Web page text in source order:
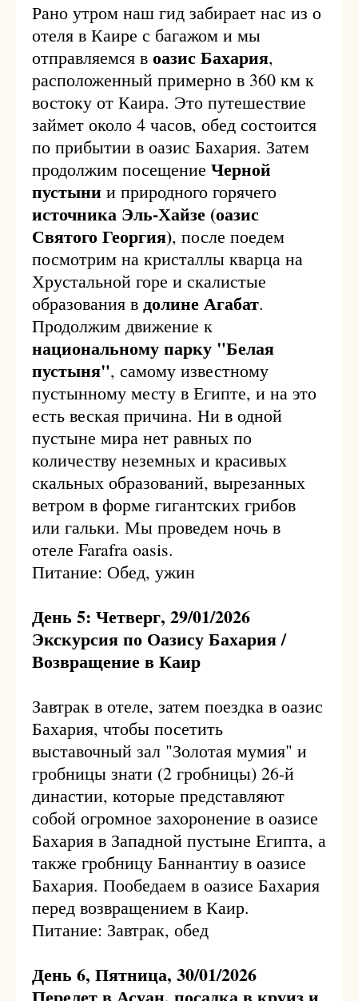
Рано утром наш гид забирает нас из о
отеля в Каире с багажом и мы
отправляемся в оазис Бахария,
расположенный примерно в 360 км к
востоку от Каира. Это путешествие
займет около 4 часов, обед состоится
по прибытии в оазис Бахария. Затем
продолжим посещение Черной
пустыни и природного горячего
источника Эль-Хайзе (оазис
Святого Георгия), после поедем
посмотрим на кристаллы кварца на
Хрустальной горе и скалистые
образования в долине Агабат.
Продолжим движение к
национальному парку "Белая
пустыня", самому известному
пустынному месту в Египте, и на это
есть веская причина. Ни в одной
пустыне мира нет равных по
количеству неземных и красивых
скальных образований, вырезанных
ветром в форме гигантских грибов
или гальки. Мы проведем ночь в
отеле Farafra oasis.
Питание: Обед, ужин
День 5: Четверг, 29/01/2026
Экскурсия по Оазису Бахария /
Возвращение в Каир
Завтрак в отеле, затем поездка в оазис
Бахария, чтобы посетить
выставочный зал "Золотая мумия" и
гробницы знати (2 гробницы) 26-й
династии, которые представляют
собой огромное захоронение в оазисе
Бахария в Западной пустыне Египта, а
также гробницу Баннантиу в оазисе
Бахария. Пообедаем в оазисе Бахария
перед возвращением в Каир.
Питание: Завтрак, обед
День 6, Пятница, 30/01/2026